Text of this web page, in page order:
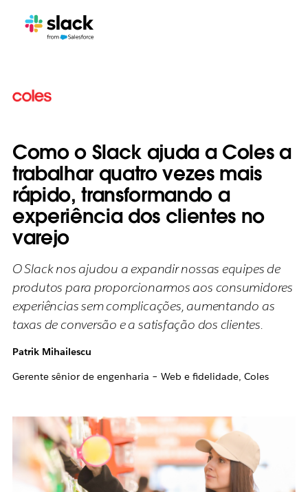
Como o Slack ajuda a Coles a
trabalhar quatro vezes mais
rápido, transformando a
experiência dos clientes no
varejo
O Slack nos ajudou a expandir nossas equipes de
produtos para proporcionarmos aos consumidores
experiências sem complicações, aumentando as
taxas de conversão e a satisfação dos clientes.
Patrik Mihailescu
Gerente sênior de engenharia – Web e fidelidade, Coles